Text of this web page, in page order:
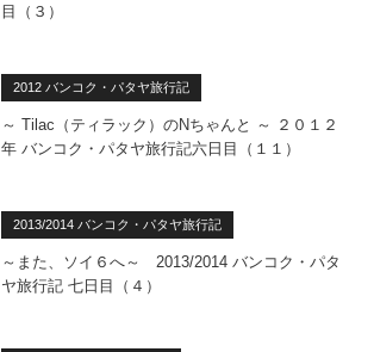
目（３）
2012 バンコク・パタヤ旅行記
～ Tilac（ティラック）のNちゃんと ～ ２０１２
年 バンコク・パタヤ旅行記六日目（１１）
2013/2014 バンコク・パタヤ旅行記
～また、ソイ６へ～ 2013/2014 バンコク・パタ
ヤ旅行記 七日目（４）